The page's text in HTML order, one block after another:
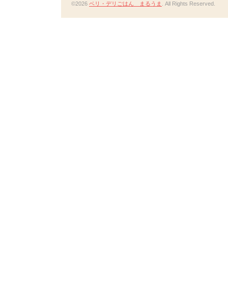
©2026 ベリ・デリごはん まるうま . All Rights Reserved.